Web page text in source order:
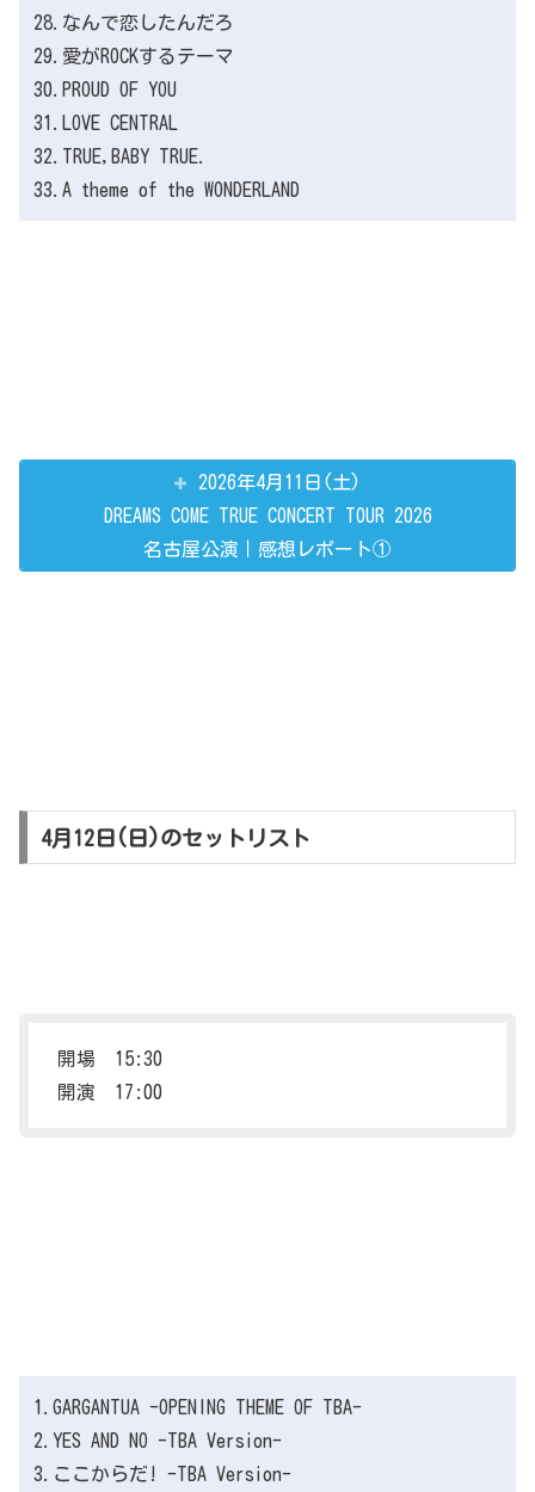
28.なんで恋したんだろ
29.愛がROCKするテーマ
30.PROUD OF YOU
31.LOVE CENTRAL
32.TRUE,BABY TRUE.
33.A theme of the WONDERLAND
2026年4月11日(土)
DREAMS COME TRUE CONCERT TOUR 2026
名古屋公演｜感想レポート①
4月12日(日)のセットリスト
開場 15:30
開演 17:00
1.GARGANTUA -OPENING THEME OF TBA-
2.YES AND NO -TBA Version-
3.ここからだ! -TBA Version-